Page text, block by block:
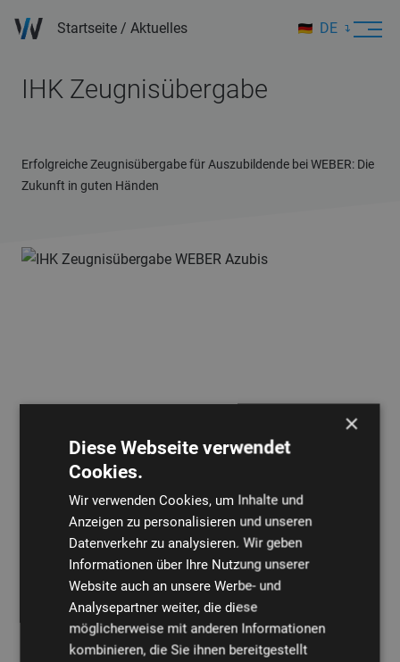
Startseite / Aktuelles DE
IHK Zeugnisübergabe
Erfolgreiche Zeugnisübergabe für Auszubildende bei WEBER: Die
Zukunft in guten Händen
Zeugnisübergabe für
Auszubildende der
Sommerprüfung
Kronach, 3. November 2023
feierliche Zeugnisübergabe der Sommerprüfung für die
Auszubildenden von WEBER im Kreiskulturraum in Kronach
statt. Wir gratulieren allen Absolventen herzlich zu ihren
herausragenden Leistungen und dem erfolgreichen Abschluss.
×
Diese Webseite verwendet
Cookies.
Wir verwenden Cookies, um Inhalte und
Anzeigen zu personalisieren und unseren
Datenverkehr zu analysieren. Wir geben
Informationen über Ihre Nutzung unserer
Website auch an unsere Werbe- und
Analysepartner weiter, die diese
möglicherweise mit anderen Informationen
kombinieren, die Sie ihnen bereitgestellt